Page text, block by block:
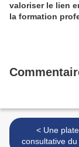
valoriser le lien
la formation
< Une plateforme
consultative du